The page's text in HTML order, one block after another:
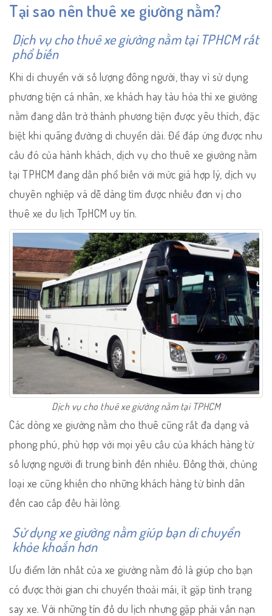
Tại sao nên thuê xe giường nằm?
Dịch vụ cho thuê xe giường nằm tại TPHCM rất
phổ biến
Khi di chuyển với số lượng đông người, thay vì sử dụng
phương tiện cá nhân, xe khách hay tàu hỏa thì xe giường
nằm đang dần trở thành phương tiện được yêu thích, đặc
biệt khi quãng đường di chuyển dài. Để đáp ứng được nhu
cầu đó của hành khách, dịch vụ cho thuê xe giường nằm
tại TPHCM đang dần phổ biến với mức giá hợp lý, dịch vụ
chuyên nghiệp và dễ dàng tìm được nhiều đơn vị cho
thuê xe du lịch TpHCM uy tín.
Dịch vụ cho thuê xe giường nằm tại TPHCM
Các dòng xe giường nằm cho thuê cũng rất đa dạng và
phong phú, phù hợp với mọi yêu cầu của khách hàng từ
số lượng người đi trung bình đến nhiều. Đồng thời, chủng
loại xe cũng khiến cho những khách hàng từ bình dân
đến cao cấp đều hài lòng.
Sử dụng xe giường nằm giúp bạn di chuyển
khỏe khoắn hơn
Ưu điểm lớn nhất của xe giường nằm đó là giúp cho bạn
có được thời gian chi chuyển thoải mái, ít gặp tình trạng
say xe. Với những tín đồ du lịch nhưng gặp phải vấn nạn